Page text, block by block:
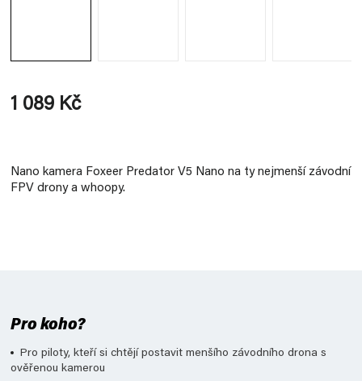
1 089 Kč
Nano kamera Foxeer Predator V5 Nano na ty nejmenší závodní
FPV drony a whoopy.
Pro koho?
Pro piloty, kteří si chtějí postavit menšího závodního drona s
ověřenou kamerou